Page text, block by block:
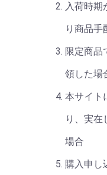
入荷時期
り商品手
限定商品
領した場
本サイト
り、実在
場合
購入申し